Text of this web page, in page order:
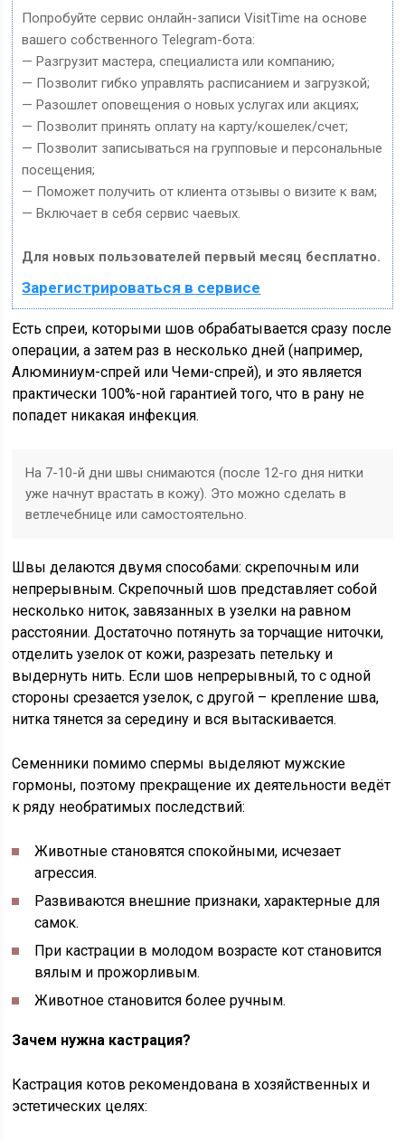
Попробуйте сервис онлайн-записи VisitTime на основе
вашего собственного Telegram-бота:
— Разгрузит мастера, специалиста или компанию;
— Позволит гибко управлять расписанием и загрузкой;
— Разошлет оповещения о новых услугах или акциях;
— Позволит принять оплату на карту/кошелек/счет;
— Позволит записываться на групповые и персональные
посещения;
— Поможет получить от клиента отзывы о визите к вам;
— Включает в себя сервис чаевых.
Для новых пользователей первый месяц бесплатно.
Зарегистрироваться в сервисе
Есть спреи, которыми шов обрабатывается сразу после
операции, а затем раз в несколько дней (например,
Алюминиум-спрей или Чеми-спрей), и это является
практически 100%-ной гарантией того, что в рану не
попадет никакая инфекция.
На 7-10-й дни швы снимаются (после 12-го дня нитки
уже начнут врастать в кожу). Это можно сделать в
ветлечебнице или самостоятельно.
Швы делаются двумя способами: скрепочным или
непрерывным. Скрепочный шов представляет собой
несколько ниток, завязанных в узелки на равном
расстоянии. Достаточно потянуть за торчащие ниточки,
отделить узелок от кожи, разрезать петельку и
выдернуть нить. Если шов непрерывный, то с одной
стороны срезается узелок, с другой – крепление шва,
нитка тянется за середину и вся вытаскивается.
Семенники помимо спермы выделяют мужские
гормоны, поэтому прекращение их деятельности ведёт
к ряду необратимых последствий:
Животные становятся спокойными, исчезает
агрессия.
Развиваются внешние признаки, характерные для
самок.
При кастрации в молодом возрасте кот становится
вялым и прожорливым.
Животное становится более ручным.
Зачем нужна кастрация?
Кастрация котов рекомендована в хозяйственных и
эстетических целях: